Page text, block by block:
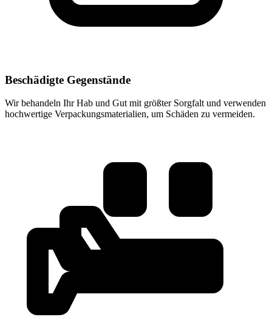
Beschädigte Gegenstände
Wir behandeln Ihr Hab und Gut mit größter Sorgfalt und verwenden
hochwertige Verpackungsmaterialien, um Schäden zu vermeiden.